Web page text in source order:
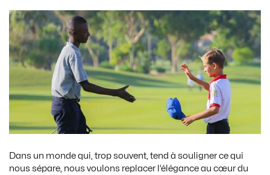
Dans un monde qui, trop souvent, tend à souligner ce qui
nous sépare, nous voulons replacer l’élégance au cœur du